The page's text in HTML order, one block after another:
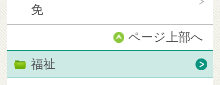
免
ページ上部へ
福祉